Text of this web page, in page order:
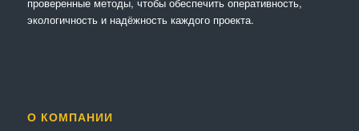
проверенные методы, чтобы обеспечить оперативность,
экологичность и надёжность каждого проекта.
О КОМПАНИИ